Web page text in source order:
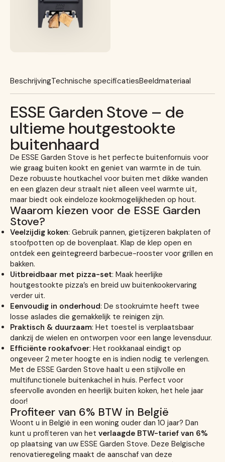
BeschrijvingTechnische specificatiesBeeldmateriaal
ESSE Garden Stove – de
ultieme houtgestookte
buitenhaard
De ESSE Garden Stove is het perfecte buitenfornuis voor
wie graag buiten kookt en geniet van warmte in de tuin.
Deze robuuste houtkachel voor buiten met dikke wanden
en een glazen deur straalt niet alleen veel warmte uit,
maar biedt ook eindeloze kookmogelijkheden op hout.
Waarom kiezen voor de ESSE Garden
Stove?
Veelzijdig koken: Gebruik pannen, gietijzeren bakplaten of
stoofpotten op de bovenplaat. Klap de klep open en
ontdek een geïntegreerd barbecue-rooster voor grillen en
bakken.
Uitbreidbaar met pizza-set: Maak heerlijke
houtgestookte pizza’s en breid uw buitenkookervaring
verder uit.
Eenvoudig in onderhoud: De stookruimte heeft twee
losse aslades die gemakkelijk te reinigen zijn.
Praktisch & duurzaam: Het toestel is verplaatsbaar
dankzij de wielen en ontworpen voor een lange levensduur.
Efficiënte rookafvoer: Het rookkanaal eindigt op
ongeveer 2 meter hoogte en is indien nodig te verlengen.
Met de ESSE Garden Stove haalt u een stijlvolle en
multifunctionele buitenkachel in huis. Perfect voor
sfeervolle avonden en heerlijk buiten koken, het hele jaar
door!
Profiteer van 6% BTW in België
Woont u in België in een woning ouder dan 10 jaar? Dan
kunt u profiteren van het verlaagde BTW-tarief van 6%
op plaatsing van uw ESSE Garden Stove. Deze Belgische
renovatieregeling maakt de aanschaf van deze